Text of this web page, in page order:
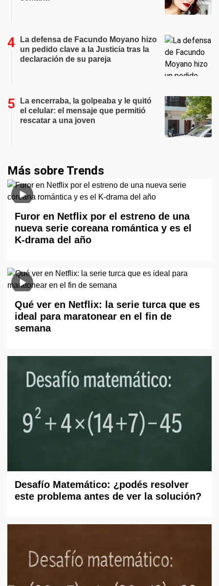
La defensa de Facundo Moyano hizo
un pedido clave a la Justicia tras la
declaración de su pareja
La encerraba, la golpeaba y le quitó
el celular: el mensaje que permitió
rescatar a una joven
Más sobre Trends
Furor en Netflix por el estreno de una
nueva serie coreana romántica y es el
K-drama del año
Qué ver en Netflix: la serie turca que es
ideal para maratonear en el fin de
semana
Desafío Matemático: ¿podés resolver
este problema antes de ver la solución?